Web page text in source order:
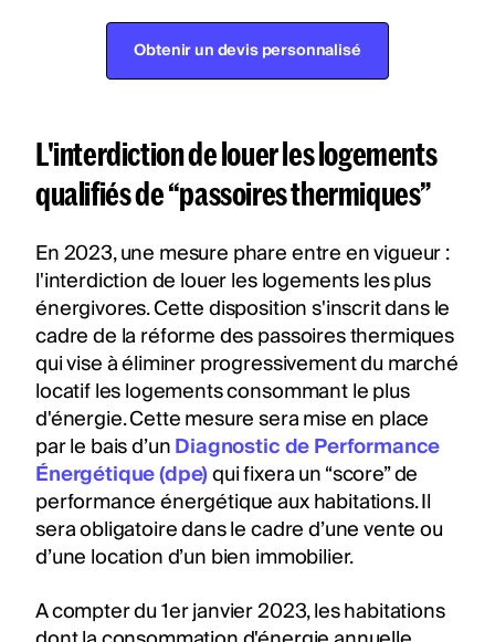
Obtenir un devis personnalisé
L'interdiction de louer les logements
qualifiés de “passoires thermiques”
En 2023, une mesure phare entre en vigueur :
l'interdiction de louer les logements les plus
énergivores. Cette disposition s'inscrit dans le
cadre de la réforme des passoires thermiques
qui vise à éliminer progressivement du marché
locatif les logements consommant le plus
d'énergie. Cette mesure sera mise en place
par le bais d’unDiagnostic de Performance
Énergétique (dpe)qui fixera un “score” de
performance énergétique aux habitations. Il
sera obligatoire dans le cadre d’une vente ou
d’une location d’un bien immobilier.
A compter du 1er janvier 2023, les habitations